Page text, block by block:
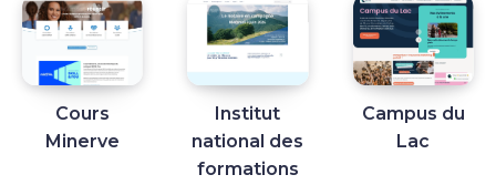
Cours
Minerve
Institut
national des
formations
Campus du
Lac